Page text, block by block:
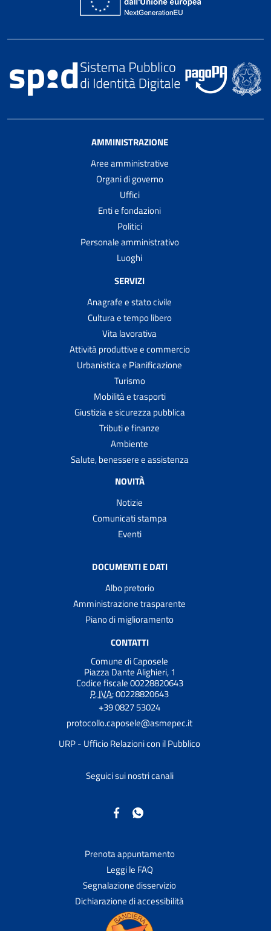
AMMINISTRAZIONE
Aree amministrative
Organi di governo
Uffici
Enti e fondazioni
Politici
Personale amministrativo
Luoghi
SERVIZI
Anagrafe e stato civile
Cultura e tempo libero
Vita lavorativa
Attività produttive e commercio
Urbanistica e Pianificazione
Turismo
Mobilità e trasporti
Giustizia e sicurezza pubblica
Tributi e finanze
Ambiente
Salute, benessere e assistenza
NOVITÀ
Notizie
Comunicati stampa
Eventi
DOCUMENTI E DATI
Albo pretorio
Amministrazione trasparente
Piano di miglioramento
CONTATTI
Comune di Caposele
Piazza Dante Alighieri, 1
Codice fiscale 00228820643
P. IVA:00228820643
+39 0827 53024
protocollo.caposele@asmepec.it
URP - Ufficio Relazioni con il Pubblico
Seguici sui nostri canali
Prenota appuntamento
Leggi le FAQ
Segnalazione disservizio
Dichiarazione di accessibilità